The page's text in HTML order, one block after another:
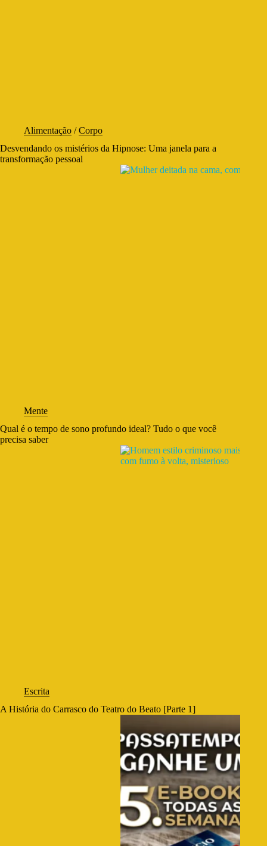
Alimentação /Corpo
Desvendando os mistérios da Hipnose: Uma janela para a
transformação pessoal
Mente
Qual é o tempo de sono profundo ideal? Tudo o que você
precisa saber
Escrita
A História do Carrasco do Teatro do Beato [Parte 1]